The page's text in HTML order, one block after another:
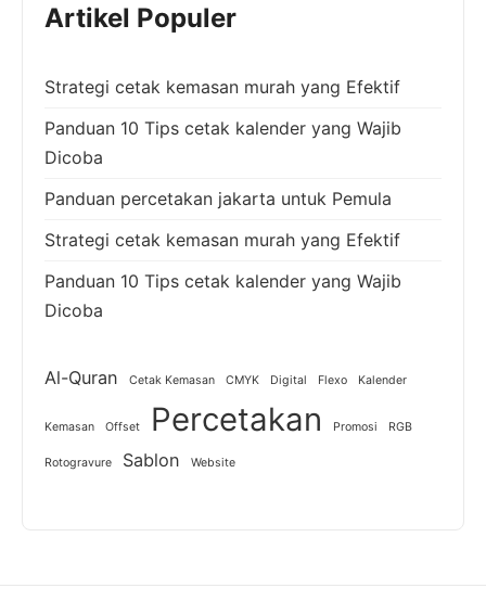
Artikel Populer
Strategi cetak kemasan murah yang Efektif
Panduan 10 Tips cetak kalender yang Wajib
Dicoba
Panduan percetakan jakarta untuk Pemula
Strategi cetak kemasan murah yang Efektif
Panduan 10 Tips cetak kalender yang Wajib
Dicoba
Al-Quran Cetak Kemasan CMYK Digital Flexo Kalender
Kemasan Offset Percetakan Promosi RGB
Rotogravure Sablon Website